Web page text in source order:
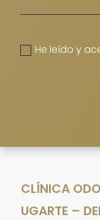
He leído y
CLÍNICA
UGARTE –